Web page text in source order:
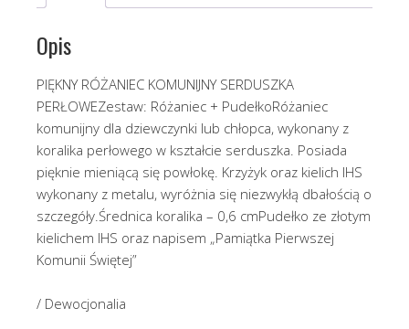
Opis
PIĘKNY RÓŻANIEC KOMUNIJNY SERDUSZKA
PERŁOWEZestaw: Różaniec + PudełkoRóżaniec
komunijny dla dziewczynki lub chłopca, wykonany z
koralika perłowego w kształcie serduszka. Posiada
pięknie mieniącą się powłokę. Krzyżyk oraz kielich IHS
wykonany z metalu, wyróżnia się niezwykłą dbałością o
szczegóły.Średnica koralika – 0,6 cmPudełko ze złotym
kielichem IHS oraz napisem „Pamiątka Pierwszej
Komunii Świętej”
/ Dewocjonalia